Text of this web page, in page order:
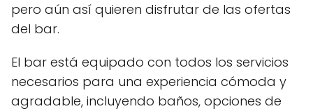
pero aún así quieren disfrutar de las ofertas
del bar.
El bar está equipado con todos los servicios
necesarios para una experiencia cómoda y
agradable, incluyendo baños, opciones de